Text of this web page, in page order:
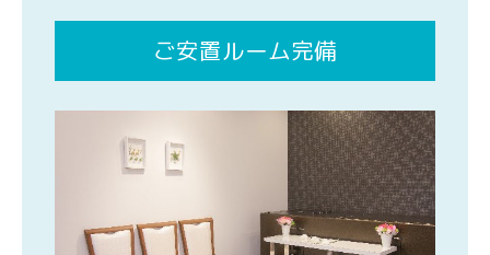
ご安置ルーム完備